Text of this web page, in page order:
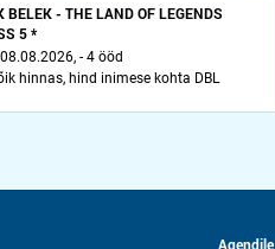
BELEK - THE LAND OF LEGENDS
5 *
08.08.2026, - 4 ööd
hinnas, hind inimese kohta DBL
Agendile